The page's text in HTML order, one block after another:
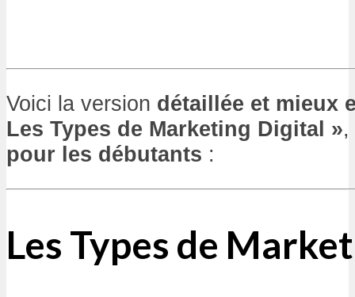
Voici la version détaillée et mieux
Les Types de Marketing Digital »,
pour les débutants :
Les Types de